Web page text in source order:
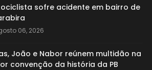
sofre acidente em bairro de
06, 2026
João e Nabor reúnem multidão na
convenção da história da PB